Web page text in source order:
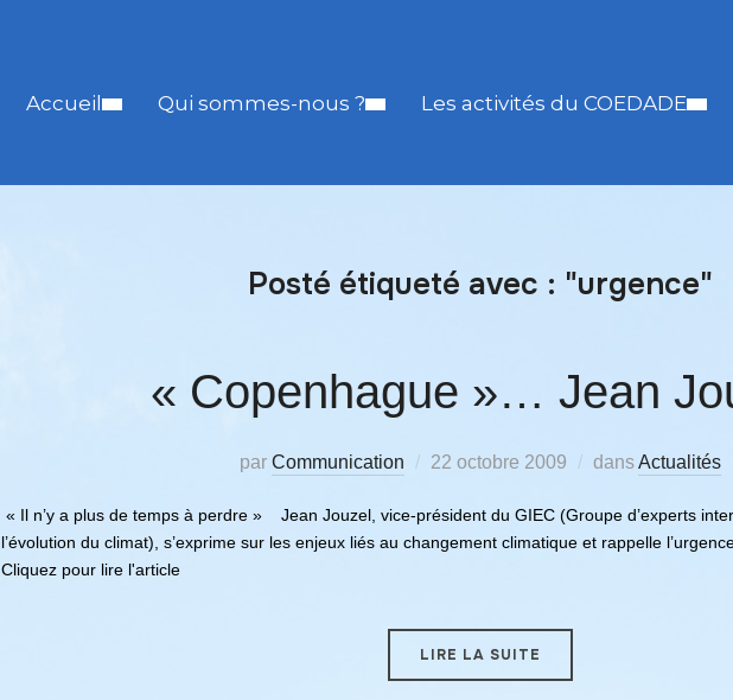
Accueil Qui sommes-nous ? Les activités du COEDADE
Posté étiqueté avec : "urgence"
« Copenhague »… Jean
par Communication 22 octobre 2009 dansActualités
« Il n’y a plus de temps à perdre » Jean Jouzel, vice-président du GIEC (Groupe d’experts
l’évolution du climat), s’exprime sur les enjeux liés au changement climatique et rappelle
Cliquez pour lire l'article
LIRE LA SUITE